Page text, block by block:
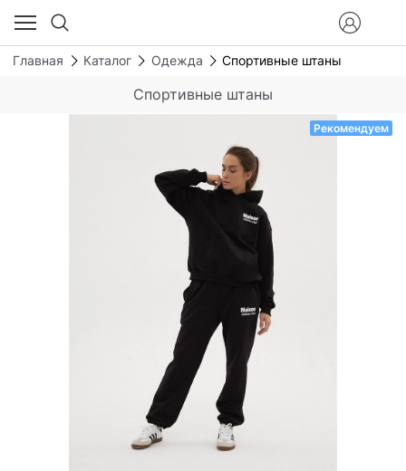
Главная Каталог Одежда Спортивные штаны
Спортивные штаны
Рекомендуем